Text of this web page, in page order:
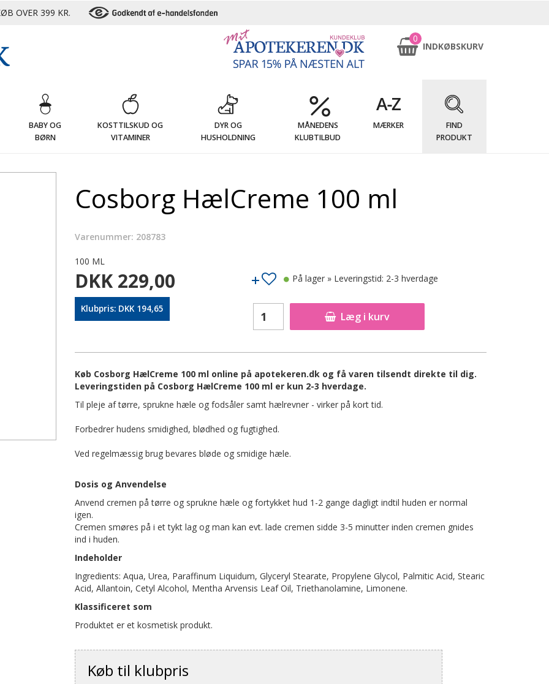
OVER 399 KR.
0
INDKØBSKURV
BABY OG
BØRN
KOSTTILSKUD OG
VITAMINER
DYR OG
HUSHOLDNING
MÅNEDENS
KLUBTILBUD
MÆRKER
FIND
PRODUKT
Cosborg HælCreme 100 ml
Varenummer: 208783
100 ML
DKK 229,00
Klubpris: DKK 194,65
Læg i kurv
På lager » Leveringstid: 2-3 hverdage
Køb Cosborg HælCreme 100 ml online på apotekeren.dk og få varen tilsendt direkte til dig.
Leveringstiden på Cosborg HælCreme 100 ml er kun 2-3 hverdage.
Til pleje af tørre, sprukne hæle og fodsåler samt hælrevner - virker på kort tid.
Forbedrer hudens smidighed, blødhed og fugtighed.
Ved regelmæssig brug bevares bløde og smidige hæle.
Dosis og Anvendelse
Anvend cremen på tørre og sprukne hæle og fortykket hud 1-2 gange dagligt indtil huden er normal
igen.
Cremen smøres på i et tykt lag og man kan evt. lade cremen sidde 3-5 minutter inden cremen gnides
ind i huden.
Indeholder
Ingredients: Aqua, Urea, Paraffinum Liquidum, Glyceryl Stearate, Propylene Glycol, Palmitic Acid, Stearic
Acid, Allantoin, Cetyl Alcohol, Mentha Arvensis Leaf Oil, Triethanolamine, Limonene.
Klassificeret som
Produktet er et kosmetisk produkt.
Køb til klubpris